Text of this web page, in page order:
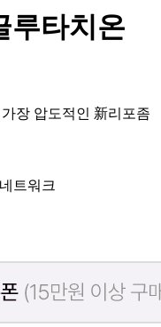
루타치온
장 압도적인 新리포좀
트워크